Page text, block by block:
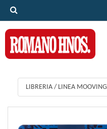
LIBRERIA / LINEA MOOVING